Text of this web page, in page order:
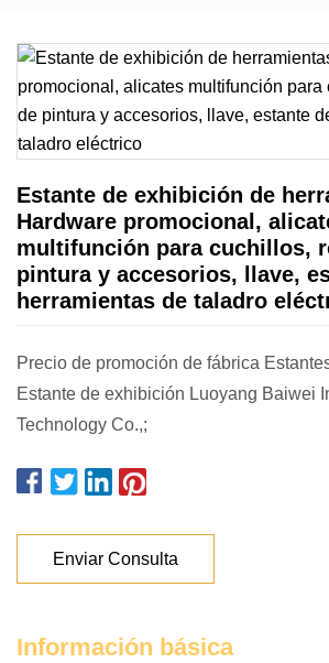
Estante de exhibición de
Hardware promocional,
multifunción para cuchillos,
pintura y accesorios, llave,
herramientas de taladro
Precio de promoción de fábrica
Estante de exhibición Luoyang Baiwei
Technology Co.,;
Enviar Consulta
Información básica